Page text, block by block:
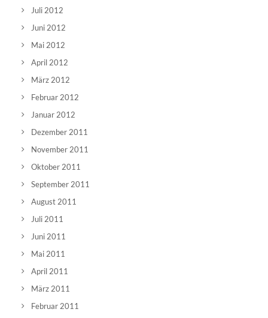
Juli 2012
Juni 2012
Mai 2012
April 2012
März 2012
Februar 2012
Januar 2012
Dezember 2011
November 2011
Oktober 2011
September 2011
August 2011
Juli 2011
Juni 2011
Mai 2011
April 2011
März 2011
Februar 2011